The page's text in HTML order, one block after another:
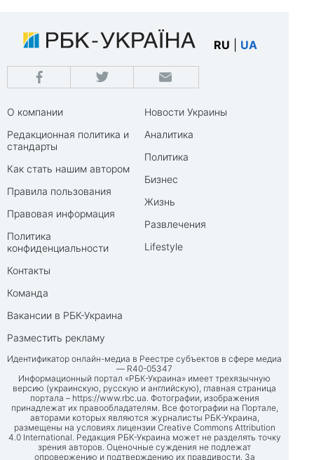
RU UA
О компании
Редакционная политика и
стандарты
Как стать нашим автором
Правила пользования
Правовая информация
Политика
конфиденциальности
Контакты
Команда
Вакансии в РБК-Украина
Разместить рекламу
Новости Украины
Аналитика
Политика
Бизнес
Жизнь
Развлечения
Lifestyle
Идентификатор онлайн-медиа в Реестре субъектов в сфере медиа
— R40-05347
Информационный портал «РБК-Украина» имеет трехязычную
версию (украинскую, русскую и английскую), главная страница
портала – https://www.rbc.ua. Фотографии, изображения
принадлежат их правообладателям. Все фотографии на Портале,
авторами которых являются журналисты РБК-Украина,
размещены на условиях лицензии Creative Commons Attribution
4.0 International. Редакция РБК-Украина может не разделять точку
зрения авторов. Оценочные суждения не подлежат
опровержению и подтверждению их правдивости. За